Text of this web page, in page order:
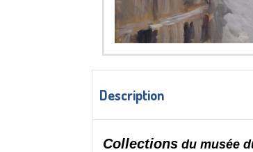
Description
Collections du musée